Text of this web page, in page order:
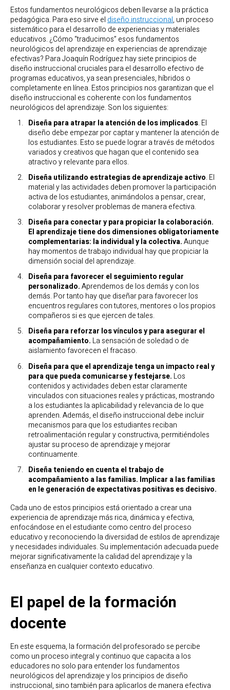
Estos fundamentos neurológicos deben llevarse a la práctica
pedagógica. Para eso sirve el diseño instruccional, un proceso
sistemático para el desarrollo de experiencias y materiales
educativos. ¿Cómo “traducimos” esos fundamentos
neurológicos del aprendizaje en experiencias de aprendizaje
efectivas? Para Joaquín Rodríguez hay siete principios de
diseño instruccional cruciales para el desarrollo efectivo de
programas educativos, ya sean presenciales, híbridos o
completamente en línea. Estos principios nos garantizan que el
diseño instruccional es coherente con los fundamentos
neurológicos del aprendizaje. Son los siguientes:
Diseña para atrapar la atención de los implicados. El
diseño debe empezar por captar y mantener la atención de
los estudiantes. Esto se puede lograr a través de métodos
variados y creativos que hagan que el contenido sea
atractivo y relevante para ellos.
Diseña utilizando estrategias de aprendizaje activo. El
material y las actividades deben promover la participación
activa de los estudiantes, animándolos a pensar, crear,
colaborar y resolver problemas de manera efectiva.
Diseña para conectar y para propiciar la colaboración.
El aprendizaje tiene dos dimensiones obligatoriamente
complementarias: la individual y la colectiva.Aunque
hay momentos de trabajo individual hay que propiciar la
dimensión social del aprendizaje.
Diseña para favorecer el seguimiento regular
personalizado.Aprendemos de los demás y con los
demás. Por tanto hay que diseñar para favorecer los
encuentros regulares con tutores, mentores o los propios
compañeros si es que ejercen de tales.
Diseña para reforzar los vínculos y para asegurar el
acompañamiento. La sensación de soledad o de
aislamiento favorecen el fracaso.
Diseña para que el aprendizaje tenga un impacto real y
para que pueda comunicarse y festejarse. Los
contenidos y actividades deben estar claramente
vinculados con situaciones reales y prácticas, mostrando
a los estudiantes la aplicabilidad y relevancia de lo que
aprenden. Además, el diseño instruccional debe incluir
mecanismos para que los estudiantes reciban
retroalimentación regular y constructiva, permitiéndoles
ajustar su proceso de aprendizaje y mejorar
continuamente.
Diseña teniendo en cuenta el trabajo de
acompañamiento a las familias. Implicar a las familias
en le generación de expectativas positivas es decisivo.
Cada uno de estos principios está orientado a crear una
experiencia de aprendizaje más rica, dinámica y efectiva,
enfocándose en el estudiante como centro del proceso
educativo y reconociendo la diversidad de estilos de aprendizaje
y necesidades individuales. Su implementación adecuada puede
mejorar significativamente la calidad del aprendizaje y la
enseñanza en cualquier contexto educativo.
El papel de la formación
docente
En este esquema, la formación del profesorado se percibe
como un proceso integral y continuo que capacita a los
educadores no solo para entender los fundamentos
neurológicos del aprendizaje y los principios de diseño
instruccional, sino también para aplicarlos de manera efectiva